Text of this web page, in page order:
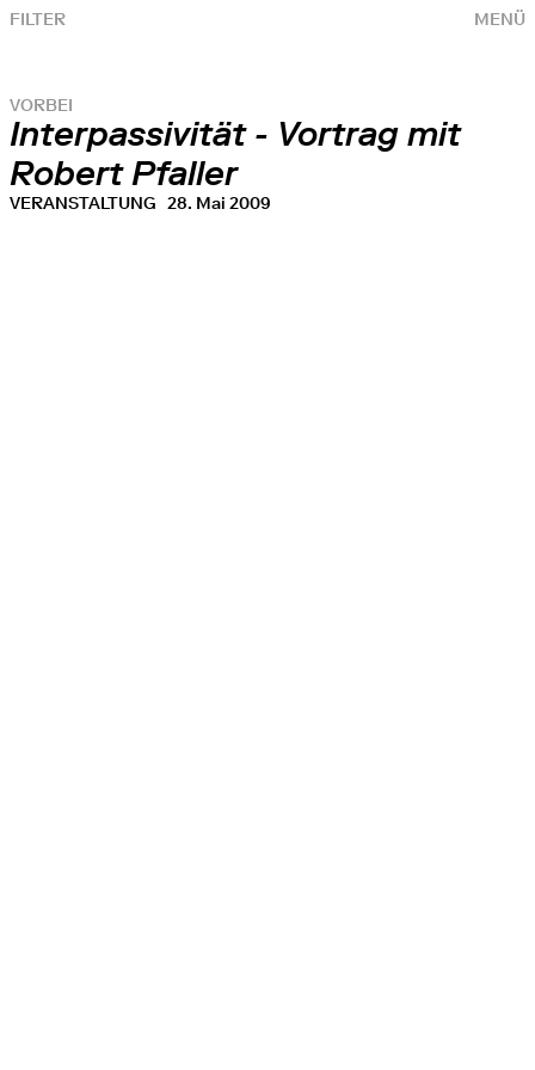
MENÜ
FILTER
VORBEI
Interpassivität - Vortrag mit
Robert Pfaller
VERANSTALTUNG 28. Mai 2009